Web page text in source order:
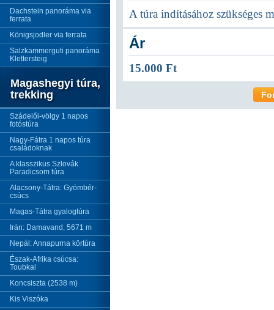
Dachstein panoráma via
ferrata
Königsjodler via ferrata
Salzkammerguti panoráma
Klettersteig
Magashegyi túra,
trekking
Szádelői-völgy 1 napos
fotóstúra
Nagy-Fátra 1 napos túra
családoknak
A klasszikus Szlovák
Paradicsom túra
Alacsony-Tátra: Gyömbér-
csúcs
Magas-Tátra gyalogtúra
Irán: Damavand, 5671 m
Nepál: Annapurna körtúra
Észak-Afrika csúcsa:
Toubkal
Koncsiszta (2538 m)
Kis Viszóka
A túra indításához szükséges
Ár
15.000 Ft